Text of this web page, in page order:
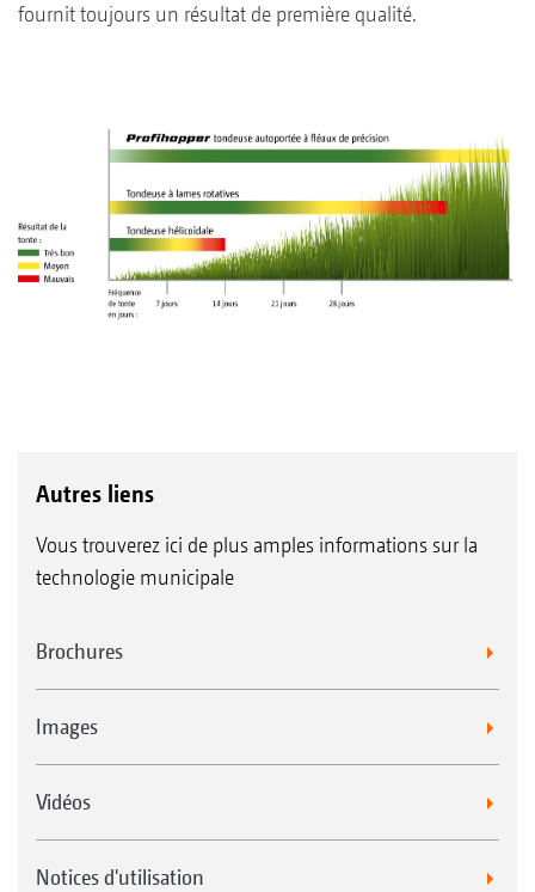
fournit toujours un résultat de première qualité.
Autres liens
Vous trouverez ici de plus amples informations sur la
technologie municipale
Brochures
Images
Vidéos
Notices d'utilisation